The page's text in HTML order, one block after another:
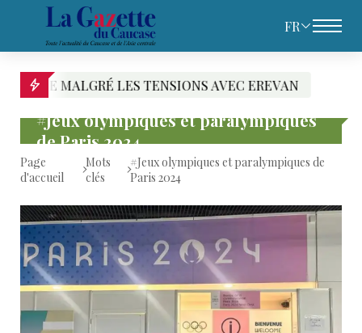
FR
AVEC EREVAN PACHINIAN DESIGNE
#Jeux olympiques et paralympiques
de Paris 2024
Page
d'accueil
Mots
clés
#Jeux olympiques et paralympiques de
Paris 2024